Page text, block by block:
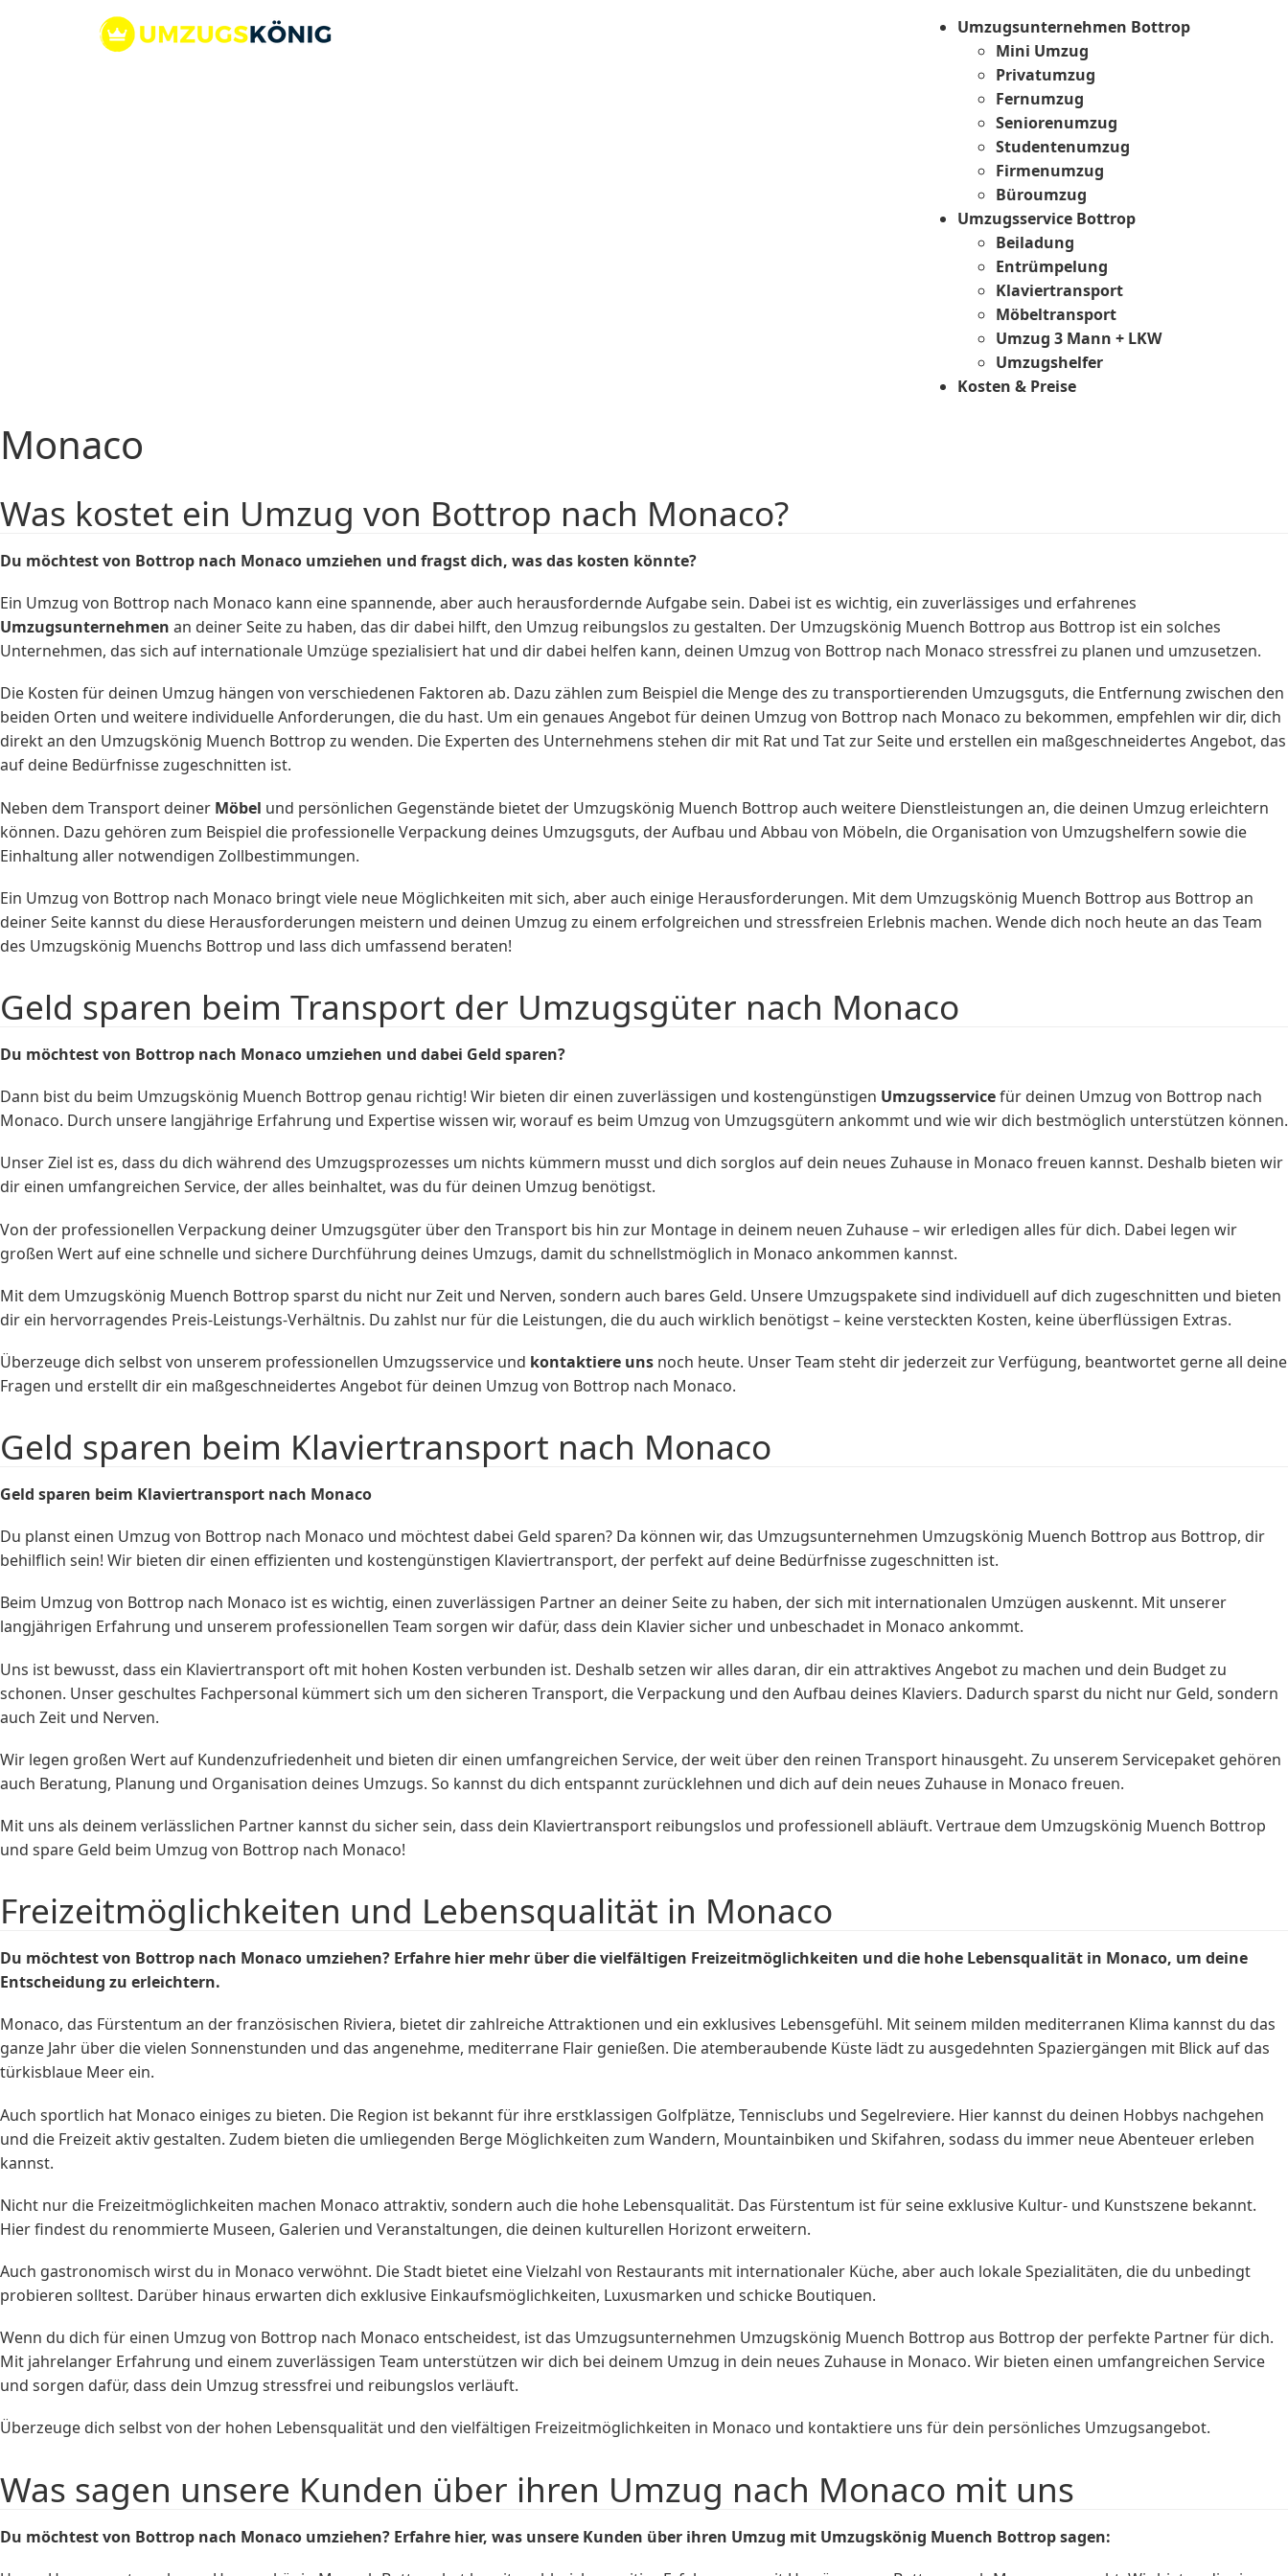
Umzugsunternehmen Bottrop
Mini Umzug
Privatumzug
Fernumzug
Seniorenumzug
Studentenumzug
Firmenumzug
Büroumzug
Umzugsservice Bottrop
Beiladung
Entrümpelung
Klaviertransport
Möbeltransport
Umzug 3 Mann + LKW
Umzugshelfer
Kosten & Preise
Monaco
Was kostet ein Umzug von Bottrop nach Monaco?
Du möchtest von Bottrop nach Monaco umziehen und fragst dich, was das kosten könnte?
Ein Umzug von Bottrop nach Monaco kann eine spannende, aber auch herausfordernde Aufgabe sein. Dabei ist es wichtig, ein zuverlässiges und erfahrenes
Umzugsunternehmen an deiner Seite zu haben, das dir dabei hilft, den Umzug reibungslos zu gestalten. Der Umzugskönig Muench Bottrop aus Bottrop ist ein solches
Unternehmen, das sich auf internationale Umzüge spezialisiert hat und dir dabei helfen kann, deinen Umzug von Bottrop nach Monaco stressfrei zu planen und umzusetzen.
Die Kosten für deinen Umzug hängen von verschiedenen Faktoren ab. Dazu zählen zum Beispiel die Menge des zu transportierenden Umzugsguts, die Entfernung zwischen den
beiden Orten und weitere individuelle Anforderungen, die du hast. Um ein genaues Angebot für deinen Umzug von Bottrop nach Monaco zu bekommen, empfehlen wir dir, dich
direkt an den Umzugskönig Muench Bottrop zu wenden. Die Experten des Unternehmens stehen dir mit Rat und Tat zur Seite und erstellen ein maßgeschneidertes Angebot, das
auf deine Bedürfnisse zugeschnitten ist.
Neben dem Transport deiner Möbel und persönlichen Gegenstände bietet der Umzugskönig Muench Bottrop auch weitere Dienstleistungen an, die deinen Umzug erleichtern
können. Dazu gehören zum Beispiel die professionelle Verpackung deines Umzugsguts, der Aufbau und Abbau von Möbeln, die Organisation von Umzugshelfern sowie die
Einhaltung aller notwendigen Zollbestimmungen.
Ein Umzug von Bottrop nach Monaco bringt viele neue Möglichkeiten mit sich, aber auch einige Herausforderungen. Mit dem Umzugskönig Muench Bottrop aus Bottrop an
deiner Seite kannst du diese Herausforderungen meistern und deinen Umzug zu einem erfolgreichen und stressfreien Erlebnis machen. Wende dich noch heute an das Team
des Umzugskönig Muenchs Bottrop und lass dich umfassend beraten!
Geld sparen beim Transport der Umzugsgüter nach Monaco
Du möchtest von Bottrop nach Monaco umziehen und dabei Geld sparen?
Dann bist du beim Umzugskönig Muench Bottrop genau richtig! Wir bieten dir einen zuverlässigen und kostengünstigen Umzugsservicefür deinen Umzug von Bottrop nach
Monaco. Durch unsere langjährige Erfahrung und Expertise wissen wir, worauf es beim Umzug von Umzugsgütern ankommt und wie wir dich bestmöglich unterstützen können.
Unser Ziel ist es, dass du dich während des Umzugsprozesses um nichts kümmern musst und dich sorglos auf dein neues Zuhause in Monaco freuen kannst. Deshalb bieten wir
dir einen umfangreichen Service, der alles beinhaltet, was du für deinen Umzug benötigst.
Von der professionellen Verpackung deiner Umzugsgüter über den Transport bis hin zur Montage in deinem neuen Zuhause – wir erledigen alles für dich. Dabei legen wir
großen Wert auf eine schnelle und sichere Durchführung deines Umzugs, damit du schnellstmöglich in Monaco ankommen kannst.
Mit dem Umzugskönig Muench Bottrop sparst du nicht nur Zeit und Nerven, sondern auch bares Geld. Unsere Umzugspakete sind individuell auf dich zugeschnitten und bieten
dir ein hervorragendes Preis-Leistungs-Verhältnis. Du zahlst nur für die Leistungen, die du auch wirklich benötigst – keine versteckten Kosten, keine überflüssigen Extras.
Überzeuge dich selbst von unserem professionellen Umzugsservice und kontaktiere uns noch heute. Unser Team steht dir jederzeit zur Verfügung, beantwortet gerne all deine
Fragen und erstellt dir ein maßgeschneidertes Angebot für deinen Umzug von Bottrop nach Monaco.
Geld sparen beim Klaviertransport nach Monaco
Geld sparen beim Klaviertransport nach Monaco
Du planst einen Umzug von Bottrop nach Monaco und möchtest dabei Geld sparen? Da können wir, das Umzugsunternehmen Umzugskönig Muench Bottrop aus Bottrop, dir
behilflich sein! Wir bieten dir einen effizienten und kostengünstigen Klaviertransport, der perfekt auf deine Bedürfnisse zugeschnitten ist.
Beim Umzug von Bottrop nach Monaco ist es wichtig, einen zuverlässigen Partner an deiner Seite zu haben, der sich mit internationalen Umzügen auskennt. Mit unserer
langjährigen Erfahrung und unserem professionellen Team sorgen wir dafür, dass dein Klavier sicher und unbeschadet in Monaco ankommt.
Uns ist bewusst, dass ein Klaviertransport oft mit hohen Kosten verbunden ist. Deshalb setzen wir alles daran, dir ein attraktives Angebot zu machen und dein Budget zu
schonen. Unser geschultes Fachpersonal kümmert sich um den sicheren Transport, die Verpackung und den Aufbau deines Klaviers. Dadurch sparst du nicht nur Geld, sondern
auch Zeit und Nerven.
Wir legen großen Wert auf Kundenzufriedenheit und bieten dir einen umfangreichen Service, der weit über den reinen Transport hinausgeht. Zu unserem Servicepaket gehören
auch Beratung, Planung und Organisation deines Umzugs. So kannst du dich entspannt zurücklehnen und dich auf dein neues Zuhause in Monaco freuen.
Mit uns als deinem verlässlichen Partner kannst du sicher sein, dass dein Klaviertransport reibungslos und professionell abläuft. Vertraue dem Umzugskönig Muench Bottrop
und spare Geld beim Umzug von Bottrop nach Monaco!
Freizeitmöglichkeiten und Lebensqualität in Monaco
Du möchtest von Bottrop nach Monaco umziehen? Erfahre hier mehr über die vielfältigen Freizeitmöglichkeiten und die hohe Lebensqualität in Monaco, um deine
Entscheidung zu erleichtern.
Monaco, das Fürstentum an der französischen Riviera, bietet dir zahlreiche Attraktionen und ein exklusives Lebensgefühl. Mit seinem milden mediterranen Klima kannst du das
ganze Jahr über die vielen Sonnenstunden und das angenehme, mediterrane Flair genießen. Die atemberaubende Küste lädt zu ausgedehnten Spaziergängen mit Blick auf das
türkisblaue Meer ein.
Auch sportlich hat Monaco einiges zu bieten. Die Region ist bekannt für ihre erstklassigen Golfplätze, Tennisclubs und Segelreviere. Hier kannst du deinen Hobbys nachgehen
und die Freizeit aktiv gestalten. Zudem bieten die umliegenden Berge Möglichkeiten zum Wandern, Mountainbiken und Skifahren, sodass du immer neue Abenteuer erleben
kannst.
Nicht nur die Freizeitmöglichkeiten machen Monaco attraktiv, sondern auch die hohe Lebensqualität. Das Fürstentum ist für seine exklusive Kultur- und Kunstszene bekannt.
Hier findest du renommierte Museen, Galerien und Veranstaltungen, die deinen kulturellen Horizont erweitern.
Auch gastronomisch wirst du in Monaco verwöhnt. Die Stadt bietet eine Vielzahl von Restaurants mit internationaler Küche, aber auch lokale Spezialitäten, die du unbedingt
probieren solltest. Darüber hinaus erwarten dich exklusive Einkaufsmöglichkeiten, Luxusmarken und schicke Boutiquen.
Wenn du dich für einen Umzug von Bottrop nach Monaco entscheidest, ist das Umzugsunternehmen Umzugskönig Muench Bottrop aus Bottrop der perfekte Partner für dich.
Mit jahrelanger Erfahrung und einem zuverlässigen Team unterstützen wir dich bei deinem Umzug in dein neues Zuhause in Monaco. Wir bieten einen umfangreichen Service
und sorgen dafür, dass dein Umzug stressfrei und reibungslos verläuft.
Überzeuge dich selbst von der hohen Lebensqualität und den vielfältigen Freizeitmöglichkeiten in Monaco und kontaktiere uns für dein persönliches Umzugsangebot.
Was sagen unsere Kunden über ihren Umzug nach Monaco mit uns
Du möchtest von Bottrop nach Monaco umziehen? Erfahre hier, was unsere Kunden über ihren Umzug mit Umzugskönig Muench Bottrop sagen: